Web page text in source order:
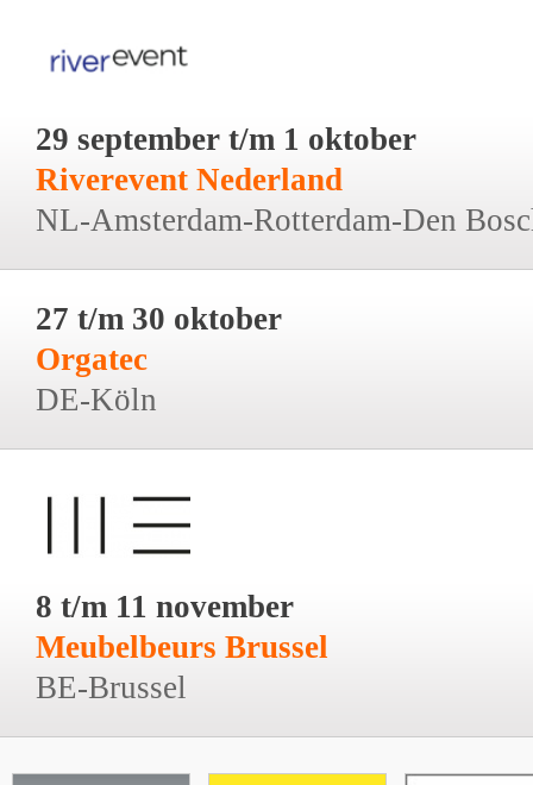
29 september t/m 1 oktober
Riverevent Nederland
NL-Amsterdam-Rotterdam-Den
27 t/m 30 oktober
Orgatec
DE-Köln
8 t/m 11 november
Meubelbeurs Brussel
BE-Brussel